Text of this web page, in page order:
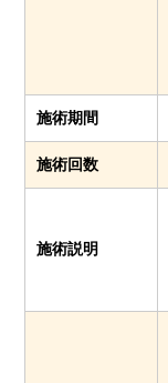
施術期間
施術回数
施術説明